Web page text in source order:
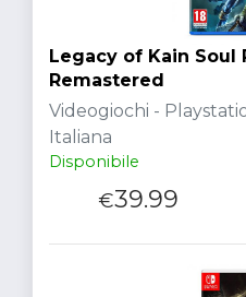
Legacy of Kain Soul
Remastered
Videogiochi -
Italiana
Disponibile
€39.99